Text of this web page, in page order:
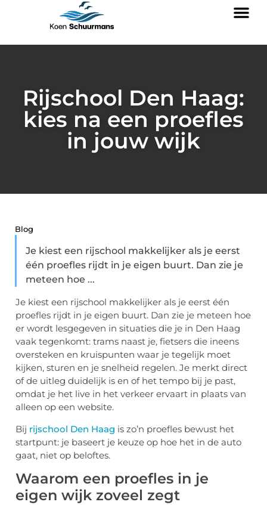
Rijschool Den Haag:
kies na een proefles
in jouw wijk
Blog
Je kiest een rijschool makkelijker als je eerst
één proefles rijdt in je eigen buurt. Dan zie je
meteen hoe ...
Je kiest een rijschool makkelijker als je eerst één
proefles rijdt in je eigen buurt. Dan zie je meteen hoe
er wordt lesgegeven in situaties die je in Den Haag
vaak tegenkomt: trams naast je, fietsers die ineens
oversteken en kruispunten waar je tegelijk moet
kijken, sturen en je snelheid regelen. Je merkt direct
of de uitleg duidelijk is en of het tempo bij je past,
omdat je het live in het verkeer ervaart in plaats van
alleen op een website.
Bij rijschool Den Haag is zo’n proefles bewust het
startpunt: je baseert je keuze op hoe het in de auto
gaat, niet op beloftes.
Waarom een proefles in je
eigen wijk zoveel zegt